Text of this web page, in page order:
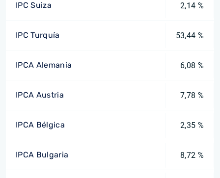
IPC Suiza 2,14 %
IPC Turquía 53,44 %
IPCA Alemania 6,08 %
IPCA Austria 7,78 %
IPCA Bélgica 2,35 %
IPCA Bulgaria 8,72 %